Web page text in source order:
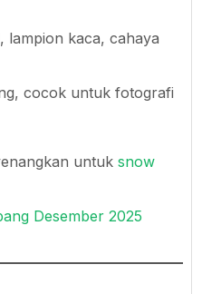
lampion kaca, cahaya
cocok untuk fotografi
untuksnow
Desember 2025